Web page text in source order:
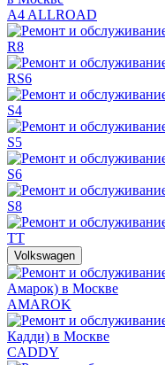
A4 ALLROAD
R8
RS6
S4
S5
S6
S8
TT
Volkswagen
AMAROK
CADDY